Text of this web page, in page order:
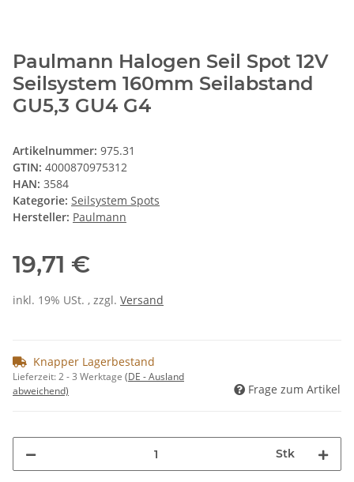
Paulmann Halogen Seil Spot 12V
Seilsystem 160mm Seilabstand
GU5,3 GU4 G4
Artikelnummer: 975.31
GTIN: 4000870975312
HAN: 3584
Kategorie: Seilsystem Spots
Hersteller: Paulmann
19,71 €
inkl. 19% USt. , zzgl. Versand
Knapper Lagerbestand
Lieferzeit:2 - 3 Werktage (DE - Ausland
abweichend)
Frage zum Artikel
Stk